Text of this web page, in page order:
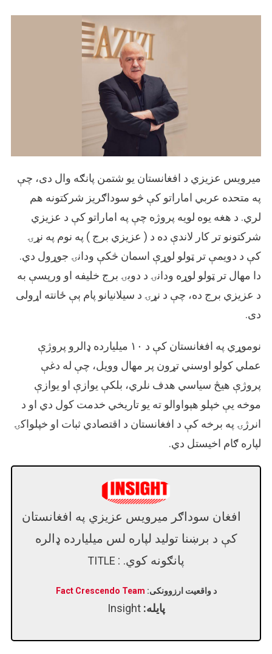
میرویس عزیزي د افغانستان یو شتمن پانګه وال دی، چې
په متحده عربي اماراتو کې څو سوداګریز شرکتونه هم
لري. د هغه یوه لویه پروژه چې په اماراتو کې د عزیزي
شرکتونو تر کار لاندې ده د ( عزیزي برج ) په نوم په نړۍ
کې د دویمې تر ټولو لوړې اسمان څکې ودانۍ جوړول دي.
دا مهال تر ټولو لوړه ودانۍ د دوبۍ برج خلیفه او ورپسې به
د عزیزي برج ده، چې د نړۍ د سیلانیانو پام ېې ځانته اړولی
دی.
نوموړي په افغانستان کې د ۱۰ میلیارده ډالرو پروژې
عملي کولو اوسني تړون پر مهال وویل، چې له دغې
پروژې هیڅ سیاسي هدف نلري، بلکې یوازې او یوازې
موخه یې خپلو هېواوالو ته یو تاریخي خدمت کول دي او د
انرژۍ په برخه کې د افغانستان د اقتصادي ثبات او خپلواکۍ
لپاره ګام اخیستل دي.
افغان سوداګر میرویس عزیزي په افغانستان
کې د برښنا تولید لپاره لس میلیارده ډالره
پانګونه کوي. :
د واقعیت ارزوونکی: Fact Crescendo Team
پایله: Insight